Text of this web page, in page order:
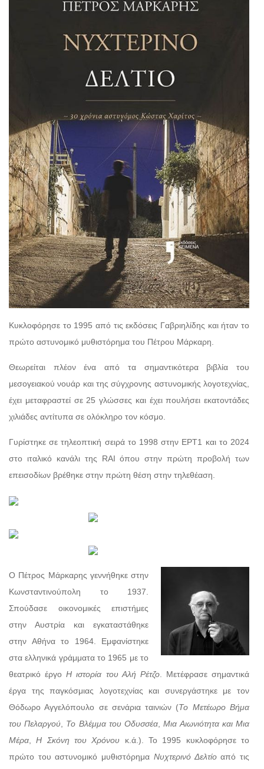
Κυκλοφόρησε το 1995 από τις εκδόσεις Γαβριηλίδης και ήταν το
πρώτο αστυνομικό μυθιστόρημα του Πέτρου Μάρκαρη.
Θεωρείται πλέον ένα από τα σημαντικότερα βιβλία του
μεσογειακού νουάρ και της σύγχρονης αστυνομικής λογοτεχνίας,
έχει μεταφραστεί σε 25 γλώσσες και έχει πουλήσει εκατοντάδες
χιλιάδες αντίτυπα σε ολόκληρο τον κόσμο.
Γυρίστηκε σε τηλεοπτική σειρά το 1998 στην ΕΡΤ1 και το 2024
στο ιταλικό κανάλι της RAI όπου στην πρώτη προβολή των
επεισοδίων βρέθηκε στην πρώτη θέση στην τηλεθέαση.
Ο Πέτρος Μάρκαρης γεννήθηκε στην
Κωνσταντινούπολη το 1937.
Σπούδασε οικονομικές επιστήμες
στην Αυστρία και εγκαταστάθηκε
στην Αθήνα το 1964. Εμφανίστηκε
στα ελληνικά γράμματα το 1965 με το
θεατρικό έργοΗ ιστορία του Αλή Ρέτζο. Μετέφρασε σημαντικά
έργα της παγκόσμιας λογοτεχνίας και συνεργάστηκε με τον
Θόδωρο Αγγελόπουλο σε σενάρια ταινιών (Το Μετέωρο Βήμα
του Πελαργού
Το Βλέμμα του Οδυσσέα ,Μια Αιωνιότητα και Μια
Μέρα ,Η Σκόνη του Χρόνου κ.ά.). Το 1995 κυκλοφόρησε το
πρώτο του αστυνομικό μυθιστόρημα Νυχτερινό Δελτίοαπό τις